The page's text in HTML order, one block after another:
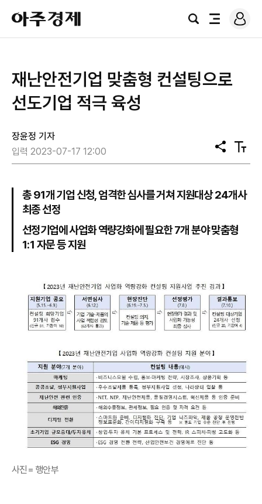
아
주
경
검
전
로
그
재난안전기업 맞춤형 컨설팅으로
선도기업 적극 육성
장윤정 기자
입력 2023-07-17 12:00
공
유
텍
스
기
총 91개 기업 신청, 엄격한 심사를 거쳐 지원대상 24개사
최종 선정
선정기업에 사업화 역량강화에 필요한 7개 분야 맞춤형
1:1 자문 등 지원
사진= 행안부